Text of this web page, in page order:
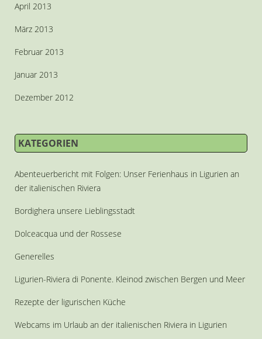
April 2013
März 2013
Februar 2013
Januar 2013
Dezember 2012
KATEGORIEN
Abenteuerbericht mit Folgen: Unser Ferienhaus in Ligurien an
der italienischen Riviera
Bordighera unsere Lieblingsstadt
Dolceacqua und der Rossese
Generelles
Ligurien-Riviera di Ponente. Kleinod zwischen Bergen und Meer
Rezepte der ligurischen Küche
Webcams im Urlaub an der italienischen Riviera in Ligurien